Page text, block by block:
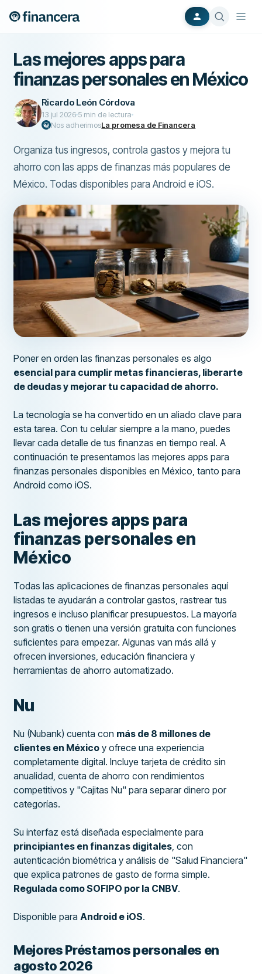
Las mejores apps para
finanzas personales en México
Ricardo León Córdova
13 jul 2026 5 min de lectura
Nos adherimosLa promesa de Financera
Organiza tus ingresos, controla gastos y mejora tu
ahorro con las apps de finanzas más populares de
México. Todas disponibles para Android e iOS.
Poner en orden las finanzas personales es algo
esencial para cumplir metas financieras, liberarte
de deudas y mejorar tu capacidad de ahorro.
La tecnología se ha convertido en un aliado clave para
esta tarea. Con tu celular siempre a la mano, puedes
llevar cada detalle de tus finanzas en tiempo real. A
continuación te presentamos las mejores apps para
finanzas personales disponibles en México, tanto para
Android como iOS.
Las mejores apps para
finanzas personales en
México
Todas las aplicaciones de finanzas personales aquí
listadas te ayudarán a controlar gastos, rastrear tus
ingresos e incluso planificar presupuestos. La mayoría
son gratis o tienen una versión gratuita con funciones
suficientes para empezar. Algunas van más allá y
ofrecen inversiones, educación financiera y
herramientas de ahorro automatizado.
Nu
Nu (Nubank) cuenta con más de 8 millones de
clientes en México y ofrece una experiencia
completamente digital. Incluye tarjeta de crédito sin
anualidad, cuenta de ahorro con rendimientos
competitivos y "Cajitas Nu" para separar dinero por
categorías.
Su interfaz está diseñada especialmente para
principiantes en finanzas digitales , con
autenticación biométrica y análisis de "Salud Financiera"
que explica patrones de gasto de forma simple.
Regulada como SOFIPO por la CNBV.
Disponible para Android e iOS.
Mejores Préstamos personales en
agosto 2026